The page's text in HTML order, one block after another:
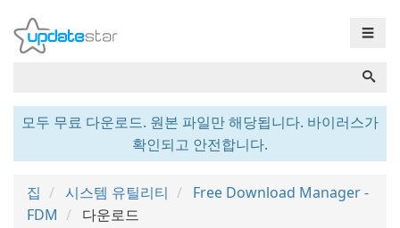
☰
모두 무료 다운로드. 원본 파일만 해당됩니다. 바이러스가
확인되고 안전합니다.
집 시스템 유틸리티
Free Download Manager -
FDM
다운로드